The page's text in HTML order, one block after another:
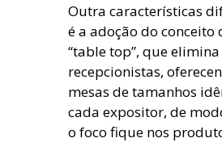
Outra características
é a adoção do conceito
“table top”, que
recepcionistas,
mesas de tamanhos
cada expositor, de
o foco fique nos